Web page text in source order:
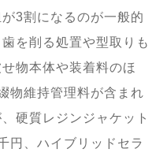
3割になるのが一般的
を削る処置や型取りも
物本体や装着料のほ
物維持管理料が含まれ
硬質レジンジャケット
円、ハイブリッドセラ